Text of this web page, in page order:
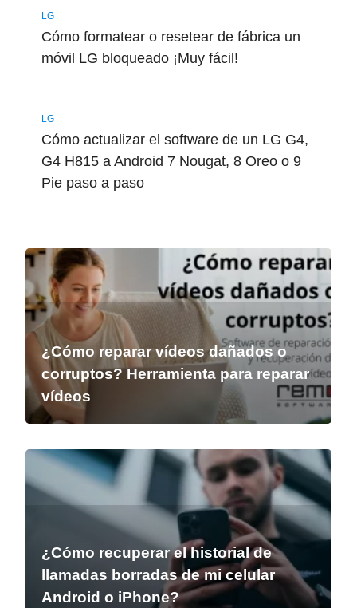
LG
Cómo formatear o resetear de fábrica un
móvil LG bloqueado ¡Muy fácil!
LG
Cómo actualizar el software de un LG G4,
G4 H815 a Android 7 Nougat, 8 Oreo o 9
Pie paso a paso
¿Cómo reparar vídeos dañados o
corruptos? Herramienta para reparar
vídeos
¿Cómo recuperar el historial de
llamadas borradas de mi celular
Android o iPhone?